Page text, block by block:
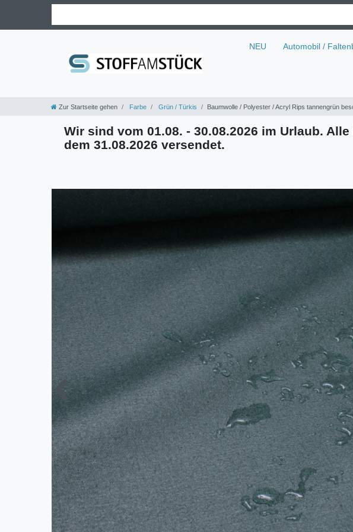
NEU Automobil /
Zur Startseite gehen Farbe Grün / Türkis Baumwolle / Polyester / Acryl Rips tannengrün
Wir sind vom 01.08. - 30.08.2026 im Urlaub.
dem 31.08.2026 versendet.